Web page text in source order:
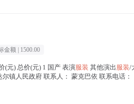
金额 | 1500.00
(元) 总价(元) 1 国产 表演服装 其他演出 服装/
镇人民政府 联系人： 蒙克巴依 联系电话